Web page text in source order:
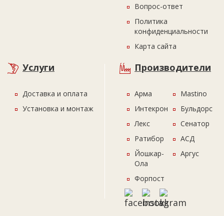
Вопрос-ответ
Политика
конфиденциальности
Карта сайта
Услуги
Доставка и оплата
Установка и монтаж
Производители
Арма
Интекрон
Лекс
Ратибор
Йошкар-
Ола
Форпост
Mastino
Бульдорс
Сенатор
АСД
Аргус